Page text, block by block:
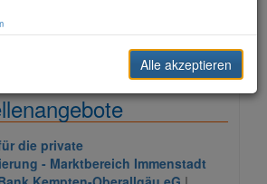
Sonstiges
die private
- Marktbereich Immenstadt
Alle akzeptieren